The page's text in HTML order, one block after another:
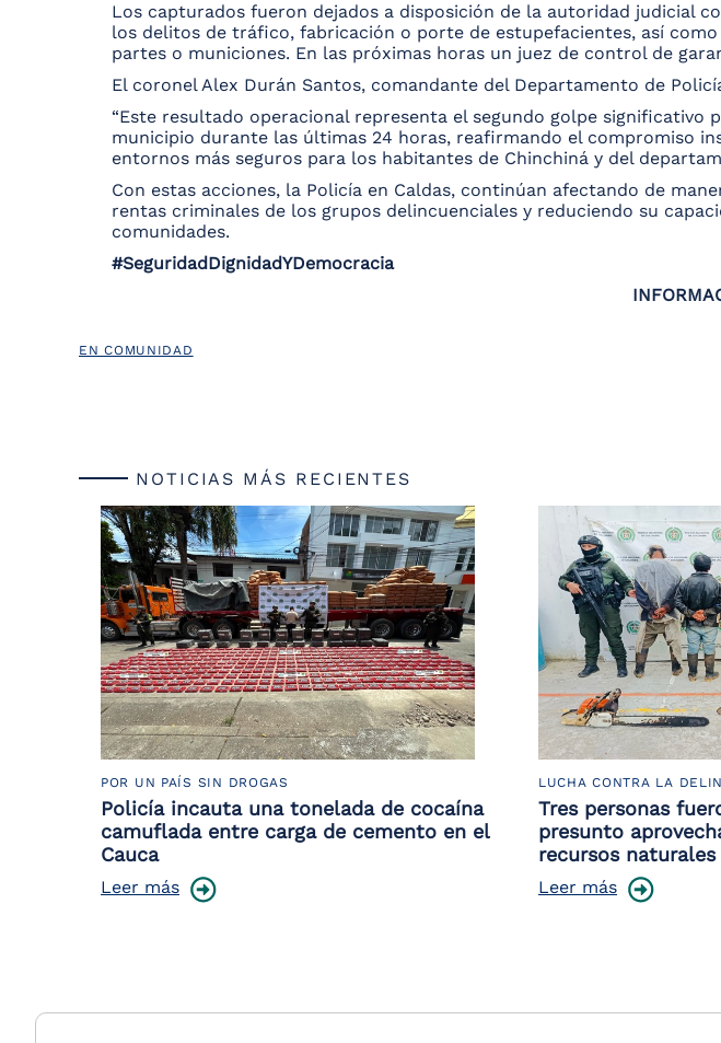
Los capturados fueron dejados a disposición de la autoridad judicial
los delitos de tráfico, fabricación o porte de estupefacientes, así
partes o municiones. En las próximas horas un juez de control de
El coronel Alex Durán Santos, comandante del Departamento de
“Este resultado operacional representa el segundo golpe
municipio durante las últimas 24 horas, reafirmando el compromiso
entornos más seguros para los habitantes de Chinchiná y del
Con estas acciones, la Policía en Caldas, continúan afectando de
rentas criminales de los grupos delincuenciales y reduciendo su
comunidades.
#SeguridadDignidadYDemocracia
EN COMUNIDAD
NOTICIAS MÁS RECIENTES
POR UN PAÍS SIN DROGAS
Policía incauta una tonelada de cocaína
camuflada entre carga de cemento en el
Cauca
Leer más
LUCHA CONTRA LA
Tres personas
presunto
recursos
Leer más